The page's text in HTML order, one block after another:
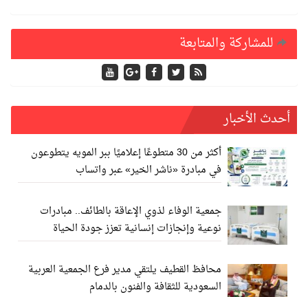
للمشاركة والمتابعة
أحدث الأخبار
أكثر من 30 متطوعًا إعلاميًا ببر المويه يتطوعون
في مبادرة «ناشر الخير» عبر واتساب
جمعية الوفاء لذوي الإعاقة بالطائف.. مبادرات
نوعية وإنجازات إنسانية تعزز جودة الحياة
محافظ القطيف يلتقي مدير فرع الجمعية العربية
السعودية للثقافة والفنون بالدمام